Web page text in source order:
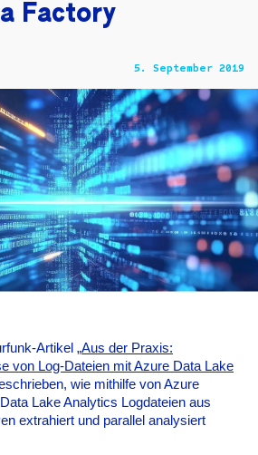
Factory
5. September 2019
Artikel „Aus der Praxis:
von Log-Dateien mit Azure Data Lake
wie mithilfe von Azure
Lake Analytics Logdateien aus
extrahiert und parallel analysiert